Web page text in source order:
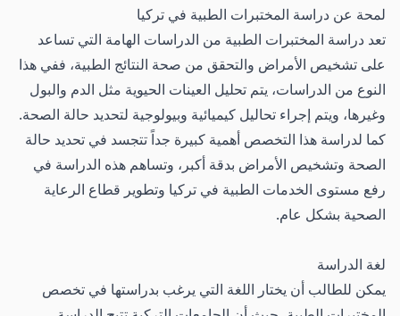
لمحة عن دراسة المختبرات الطبية في تركيا
تعد دراسة المختبرات الطبية من الدراسات الهامة التي تساعد
على تشخيص الأمراض والتحقق من صحة النتائج الطبية، ففي هذا
النوع من الدراسات، يتم تحليل العينات الحيوية مثل الدم والبول
وغيرها، ويتم إجراء تحاليل كيميائية وبيولوجية لتحديد حالة الصحة.
كما لدراسة هذا التخصص أهمية كبيرة جداً تتجسد في تحديد حالة
الصحة وتشخيص الأمراض بدقة أكبر، وتساهم هذه الدراسة في
رفع مستوى الخدمات الطبية في تركيا وتطوير قطاع الرعاية
الصحية بشكل عام.
لغة الدراسة
يمكن للطالب أن يختار اللغة التي يرغب بدراستها في تخصص